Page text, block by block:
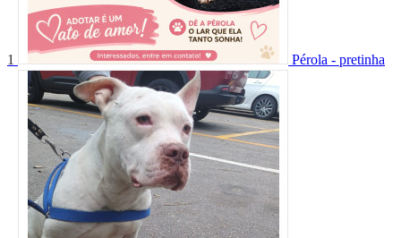
1 Pérola - pretinha